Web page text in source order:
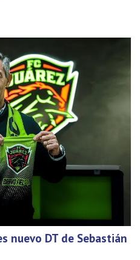
nuevo DT de Sebastián